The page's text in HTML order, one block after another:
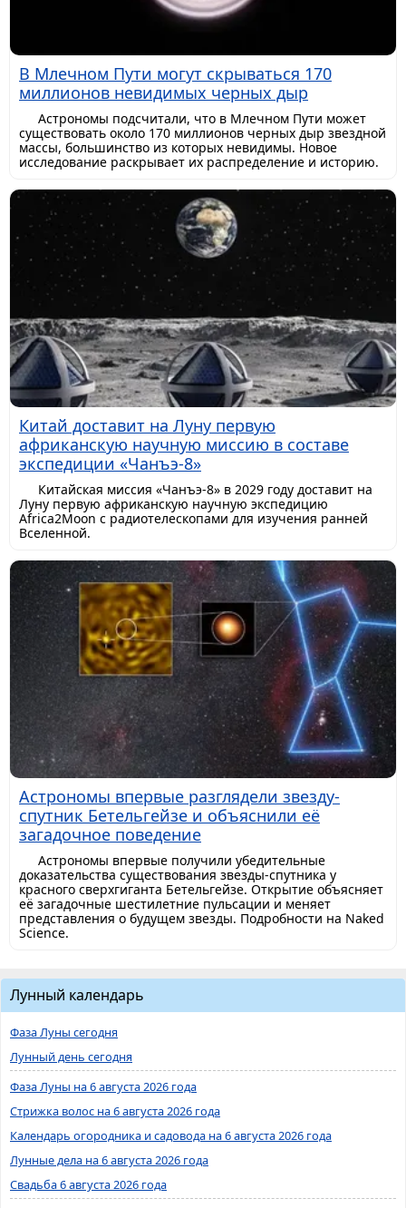
В Млечном Пути могут скрываться 170
миллионов невидимых черных дыр
Астрономы подсчитали, что в Млечном Пути может
существовать около 170 миллионов черных дыр звездной
массы, большинство из которых невидимы. Новое
исследование раскрывает их распределение и историю.
Китай доставит на Луну первую
африканскую научную миссию в составе
экспедиции «Чанъэ-8»
Китайская миссия «Чанъэ-8» в 2029 году доставит на
Луну первую африканскую научную экспедицию
Africa2Moon с радиотелескопами для изучения ранней
Вселенной.
Астрономы впервые разглядели звезду-
спутник Бетельгейзе и объяснили её
загадочное поведение
Астрономы впервые получили убедительные
доказательства существования звезды-спутника у
красного сверхгиганта Бетельгейзе. Открытие объясняет
её загадочные шестилетние пульсации и меняет
представления о будущем звезды. Подробности на Naked
Science.
Лунный календарь
Фаза Луны сегодня
Лунный день сегодня
Фаза Луны на 6 августа 2026 года
Стрижка волос на 6 августа 2026 года
Календарь огородника и садовода на 6 августа 2026 года
Лунные дела на 6 августа 2026 года
Свадьба 6 августа 2026 года